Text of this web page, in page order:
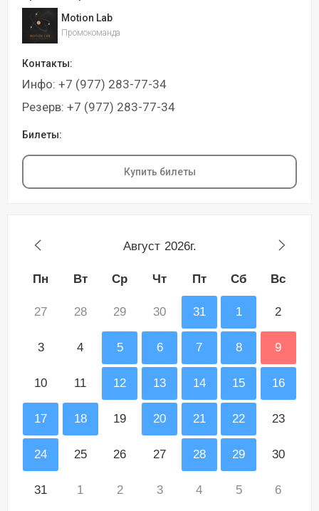
Motion Lab
Промокоманда
Контакты:
Инфо: +7 (977) 283-77-34
Резерв: +7 (977) 283-77-34
Билеты:
Купить билеты
Август 2026г.
Пн Вт Ср Чт Пт Сб Вс
27 28 29 30 31 1 2
3 4 5 6 7 8 9
10 11 12 13 14 15 16
17 18 19 20 21 22 23
24 25 26 27 28 29 30
31 1 2 3 4 5 6